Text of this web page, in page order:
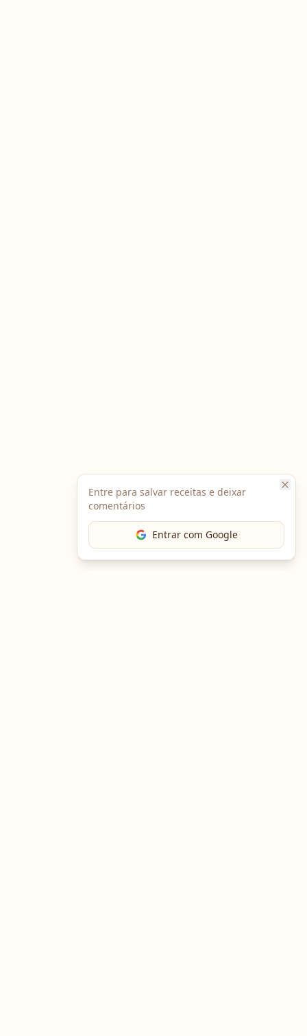
Entre para salvar receitas e deixar
comentários
Entrar com Google